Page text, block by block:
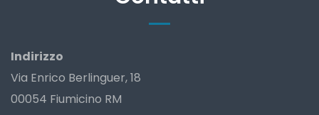
Indirizzo
Via Enrico Berlinguer, 18
00054 Fiumicino RM